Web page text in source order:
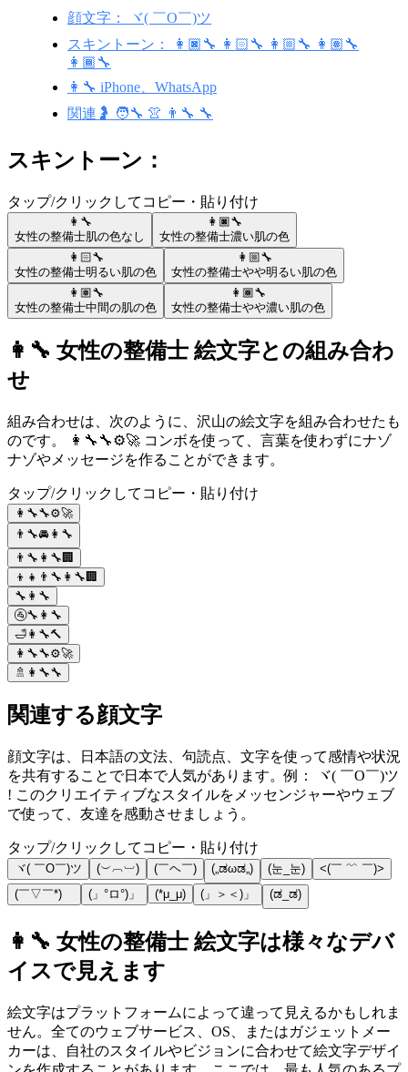
顔文字： ヾ( ￣O￣)ツ
スキントーン： 👩🏿‍🔧 👩🏻‍🔧 👩🏼‍🔧 👩🏽‍🔧
👩🏾‍🔧
👩‍🔧 iPhone、WhatsApp
関連🤰 🧑‍🔧 👚 👨‍🔧 🔧
スキントーン：
タップ/クリックしてコピー・貼り付け
👩‍🔧
女性の整備士肌の色なし
👩🏿‍🔧
女性の整備士濃い肌の色
👩🏻‍🔧
女性の整備士明るい肌の色
👩🏼‍🔧
女性の整備士やや明るい肌の色
👩🏽‍🔧
女性の整備士中間の肌の色
👩🏾‍🔧
女性の整備士やや濃い肌の色
👩‍🔧 女性の整備士 絵文字との組み合わ
せ
組み合わせは、次のように、沢山の絵文字を組み合わせたも
のです。 👩‍🔧🔧⚙️🚀 コンボを使って、言葉を使わずにナゾ
ナゾやメッセージを作ることができます。
タップ/クリックしてコピー・貼り付け
👩‍🔧🔧⚙️🚀
👨‍🔧🚘👩‍🔧
👨‍🔧👩‍🔧🏢
👦👧👨‍🔧👩‍🔧🏢
🔧👩‍🔧
🚰🔧👩‍🔧
🛁👩‍🔧🔨
👩‍🔧🔧⚙️🚀
🚿👩‍🔧🔧
関連する顔文字
顔文字は、日本語の文法、句読点、文字を使って感情や状況
を共有することで日本で人気があります。例： ヾ( ￣O￣)ツ
! このクリエイティブなスタイルをメッセンジャーやウェブ
で使って、友達を感動させましょう。
タップ/クリックしてコピー・貼り付け
ヾ( ￣O￣)ツ (︶︹︺) (￣ヘ￣) („ಡωಡ„) (눈_눈)
<(￣ ﹌ ￣)>
(￣▽￣*)ゞ
(」°ロ°)」 (*μ_μ) (」＞＜)」 (ಡ_ಡ)
👩‍🔧 女性の整備士 絵文字は様々なデバ
イスで見えます
絵文字はプラットフォームによって違って見えるかもしれま
せん。全てのウェブサービス、OS、またはガジェットメー
カーは、自社のスタイルやビジョンに合わせて絵文字デザイ